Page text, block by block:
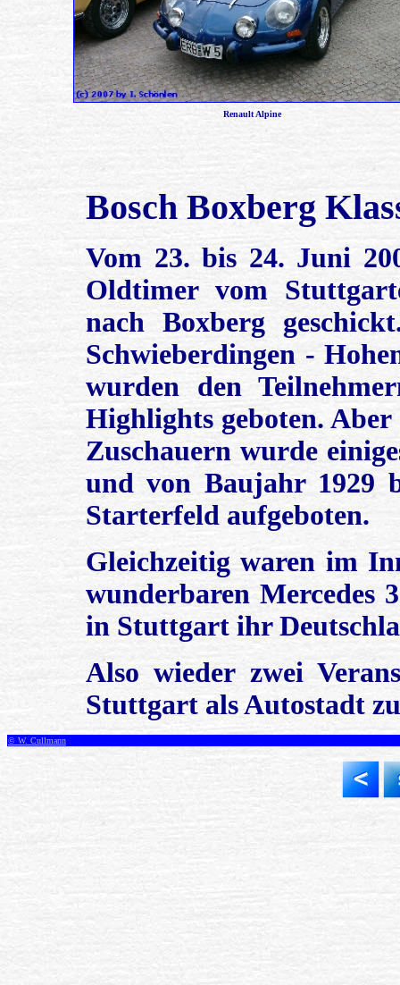
Renault Alpine
Bosch Boxberg
Vom 23. bis 24. Juni
Oldtimer vom
nach Boxberg
Schwieberdingen -
wurden den
Highlights geboten. Aber
Zuschauern wurde
und von Baujahr 1929
Starterfeld aufgeboten.
Gleichzeitig waren im
wunderbaren Mercedes
in Stuttgart ihr
Also wieder zwei
Stuttgart als Autostadt
© W. Cullmann